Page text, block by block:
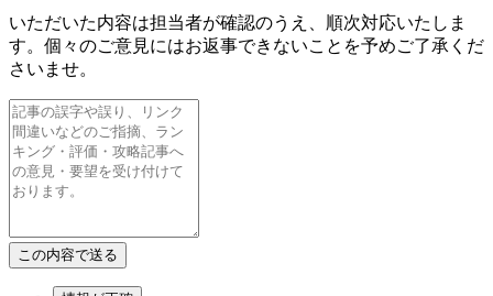
いただいた内容は担当者が確認のうえ、順次対応いたしま
す。個々のご意見にはお返事できないことを予めご了承くだ
さいませ。